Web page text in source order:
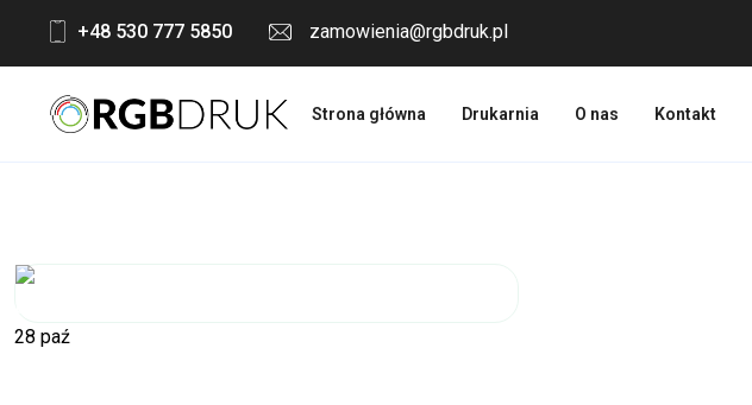
content
+48 530 777 5850 zamowienia@rgbdruk.pl
Strona główna Drukarnia O nas Kontakt
28 paź